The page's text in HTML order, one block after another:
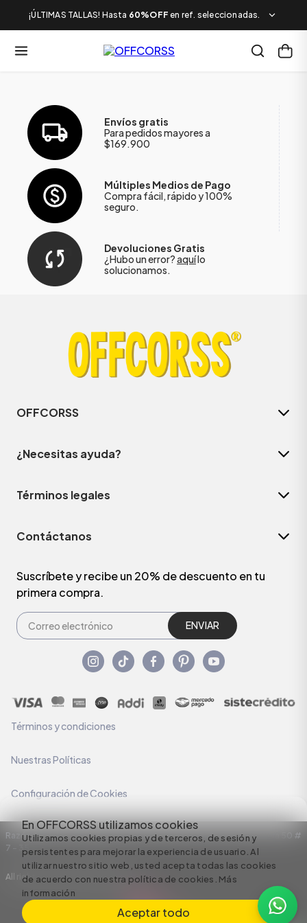
¡ÚLTIMAS TALLAS! Hasta 60%OFF en ref. seleccionadas.
En OFFCORSS utilizamos cookies
Utilizamos cookies propias y de terceros, de sesión y
persistentes para mejorar la experiencia de usuario. Al
utilizar nuestro sitio web, usted acepta todas las cookies
de acuerdo con nuestra política de cookies. Más
información
Aceptar todo
Envíos gratis
Para pedidos mayores a
$169.900
Múltiples Medios de Pago
Compra fácil, rápido y 100%
seguro.
Devoluciones Gratis
¿Hubo un error?aquílo
solucionamos.
OFFCORSS
¿Necesitas ayuda?
Términos legales
Contáctanos
Suscríbete y recibe un 20% de descuento en tu
primera compra.
ENVIAR
Términos y condiciones
Nuestras Políticas
Configuración de Cookies
Razón Social: C.I HERMECO S.A. NIT: 890924167-6 Dirección: Carrera 50 #
7 – 35
All rights reserved empowered by